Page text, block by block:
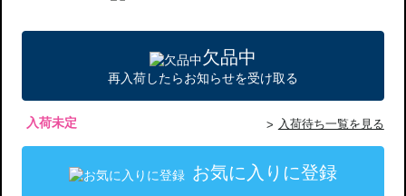
欠品中
再入荷したらお知らせを受け取る
入荷未定 入荷待ち一覧を見る
お気に入りに登録